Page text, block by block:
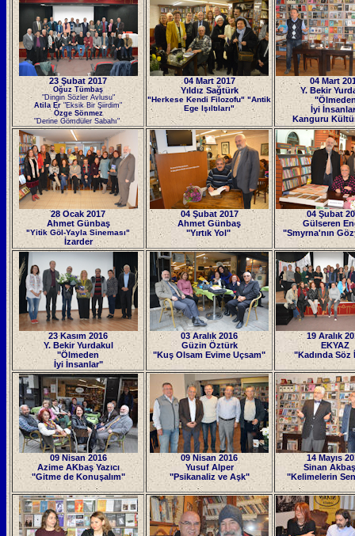
23 Şubat 2017
Oğuz Tümbaş
"Dingin Sözler Avlusu"
Atila Er "Eksik Bir Şiirdim"
Özge Sönmez
"Derine Gömdüler Sabahı"
04 Mart 2017
Yıldız Sağtürk
"Herkese Kendi Filozofu" "Antik
Ege Işıltıları"
04 Mart
Y. Bekir
İyi
Kanguru
28 Ocak 2017
Ahmet Günbaş
"Yitik Göl-Yayla Sineması"
İzarder
04 Şubat 2017
Ahmet Günbaş
"Yırtık Yol"
04 Şubat
Gülseren
"Smyrna'nın
23 Kasım 2016
Y. Bekir Yurdakul
"Ölmeden
İyi İnsanlar"
03 Aralık 2016
Güzin Öztürk
"Kuş Olsam Evime Uçsam"
19 Aralık
EKYAZ
"Kadında Söz
09 Nisan 2016
Azime AKbaş Yazıcı
"Gitme de Konuşalım"
09 Nisan 2016
Yusuf Alper
"Psikanaliz ve Aşk"
14 Mayıs
Sinan
"Kelimelerin